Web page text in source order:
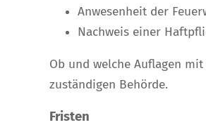
Anwesenheit der
Nachweis einer
Ob und welche Auflagen
zuständigen Behörde.
Fristen